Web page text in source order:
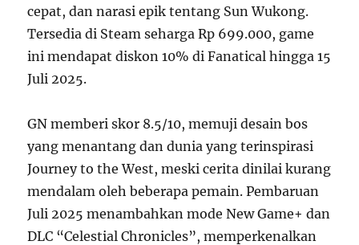
cepat, dan narasi epik tentang Sun Wukong.
Tersedia di Steam seharga Rp 699.000, game
ini mendapat diskon 10% di Fanatical hingga 15
Juli 2025.
GN memberi skor 8.5/10, memuji desain bos
yang menantang dan dunia yang terinspirasi
Journey to the West, meski cerita dinilai kurang
mendalam oleh beberapa pemain. Pembaruan
Juli 2025 menambahkan mode New Game+ dan
DLC “Celestial Chronicles”, memperkenalkan